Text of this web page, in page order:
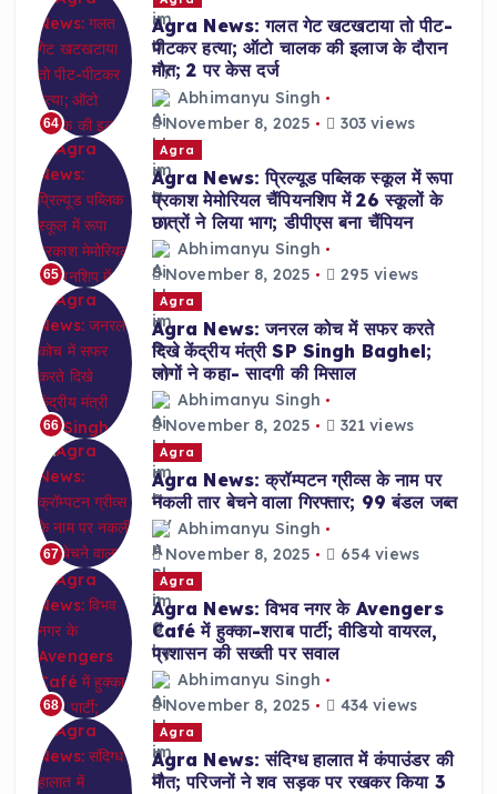
64
Agra News: गलत गेट खटखटाया तो पीट-
पीटकर हत्या; ऑटो चालक की इलाज के दौरान
मौत; 2 पर केस दर्ज
Abhimanyu Singh
November 8, 2025
303 views
65
Agra
Agra News: प्रिल्यूड पब्लिक स्कूल में रूपा
प्रकाश मेमोरियल चैंपियनशिप में 26 स्कूलों के
छात्रों ने लिया भाग; डीपीएस बना चैंपियन
Abhimanyu Singh
November 8, 2025
295 views
66
Agra
Agra News: जनरल कोच में सफर करते
दिखे केंद्रीय मंत्री SP Singh Baghel;
लोगों ने कहा- सादगी की मिसाल
Abhimanyu Singh
November 8, 2025
321 views
67
Agra
Agra News: क्रॉम्पटन ग्रीव्स के नाम पर
नकली तार बेचने वाला गिरफ्तार; 99 बंडल जब्त
Abhimanyu Singh
November 8, 2025
654 views
68
Agra
Agra News: विभव नगर के Avengers
Café में हुक्का-शराब पार्टी; वीडियो वायरल,
प्रशासन की सख्ती पर सवाल
Abhimanyu Singh
November 8, 2025
434 views
Agra
Agra News: संदिग्ध हालात में कंपाउंडर की
मौत; परिजनों ने शव सड़क पर रखकर किया 3